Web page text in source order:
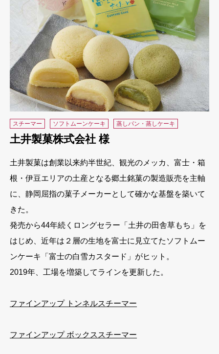
スチーマー ソフトムーンケーキ 蒸しパン・蒸しケーキ
土井製菓株式会社 様
土井製菓は創業以来約半世紀、観光のメッカ、富士・箱
根・伊豆エリアの土産となる郷土銘菓の製造販売を主軸
に、静岡屈指の菓子メーカーとして確かな基盤を築いて
きた。
発売から44年続くロングセラー「土井の田舎草もち」を
はじめ、近年は２層の生地を富士に見立てたソフトムー
ンケーキ「富士の白雪カスタード」がヒット。
2019年、工場を増築してラインを更新した。
ファインアップ トンネルスチーマー
ファインアップ ボックススチーマー